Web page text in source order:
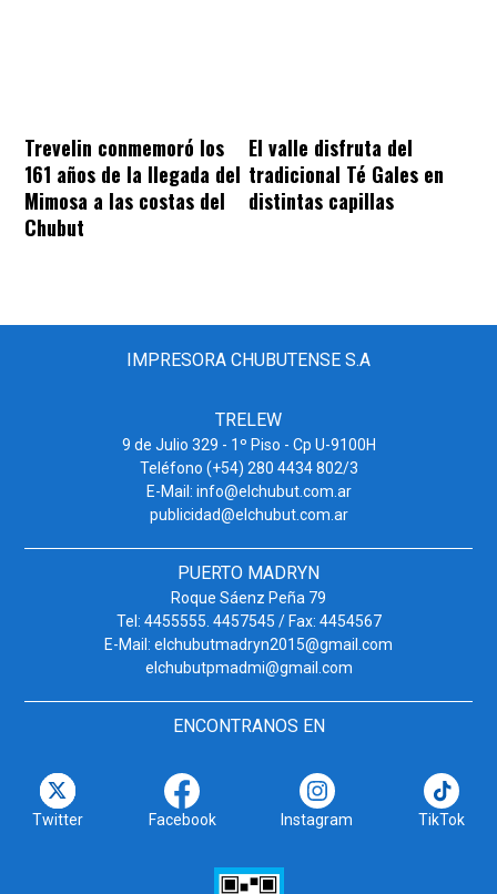
Trevelin conmemoró los
161 años de la llegada del
Mimosa a las costas del
Chubut
El valle disfruta del
tradicional Té Gales en
distintas capillas
IMPRESORA CHUBUTENSE S.A
TRELEW
9 de Julio 329 - 1º Piso - Cp U-9100H
Teléfono (+54) 280 4434 802/3
E-Mail: info@elchubut.com.ar
publicidad@elchubut.com.ar
PUERTO MADRYN
Roque Sáenz Peña 79
Tel: 4455555. 4457545 / Fax: 4454567
E-Mail: elchubutmadryn2015@gmail.com
elchubutpmadmi@gmail.com
ENCONTRANOS EN
Twitter Facebook Instagram TikTok